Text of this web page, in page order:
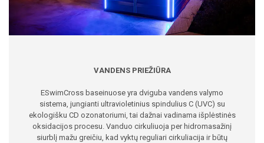
VANDENS PRIEŽIŪRA
ESwimCross baseinuose yra dviguba vandens valymo
sistema, jungianti ultravioletinius spindulius C (UVC) su
ekologišku CD ozonatoriumi, tai dažnai vadinama išplėstinės
oksidacijos procesu. Vanduo cirkuliuoja per hidromasažinį
siurblį mažu greičiu, kad vyktų reguliari cirkuliacija ir būtų